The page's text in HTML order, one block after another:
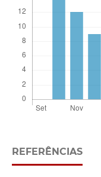
REFERÊNCIAS